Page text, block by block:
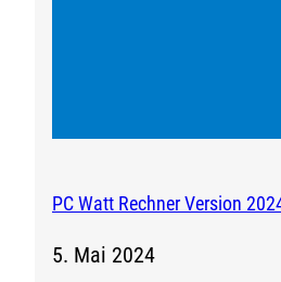
PC Watt Rechner Version
5. Mai 2024